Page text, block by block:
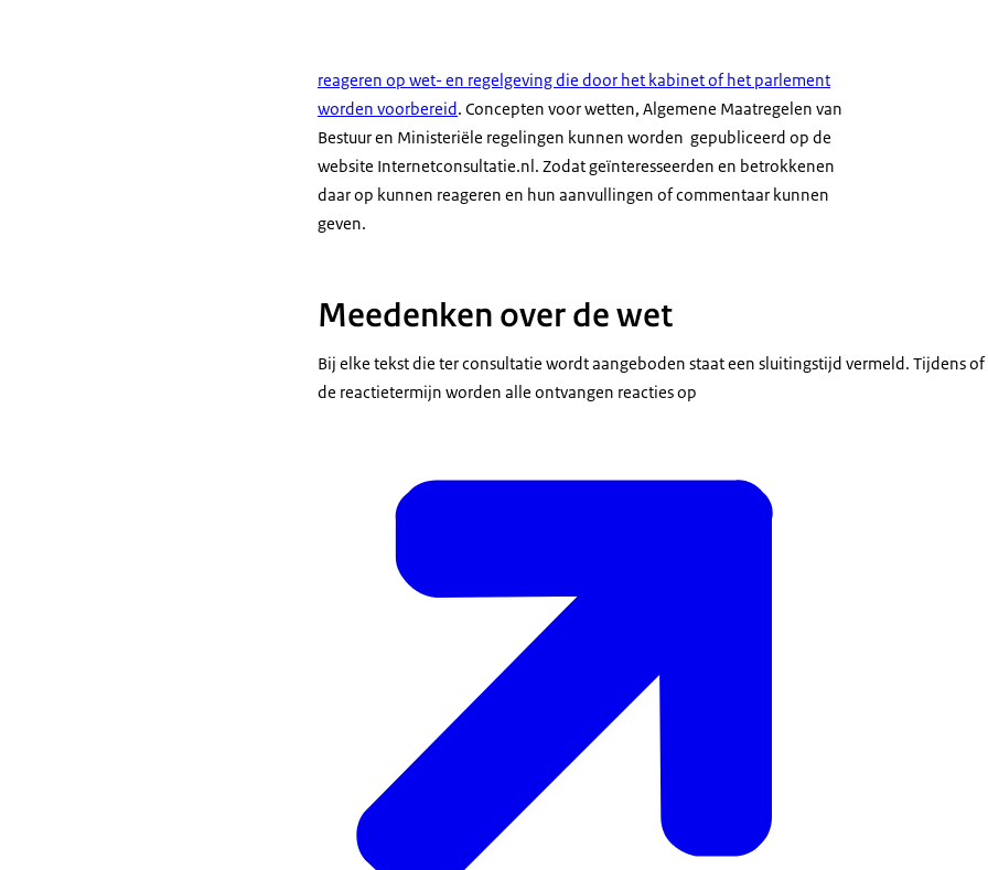
reageren op wet- en regelgeving die door het kabinet of het parlement
worden voorbereid. Concepten voor wetten, Algemene Maatregelen van
Bestuur en Ministeriële regelingen kunnen worden gepubliceerd op de
website Internetconsultatie.nl. Zodat geïnteresseerden en betrokkenen
daar op kunnen reageren en hun aanvullingen of commentaar kunnen
geven.
Meedenken over de wet
Bij elke tekst die ter consultatie wordt aangeboden staat een sluitingstijd vermeld. Tijdens
de reactietermijn worden alle ontvangen reacties op